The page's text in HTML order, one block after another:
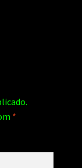
*